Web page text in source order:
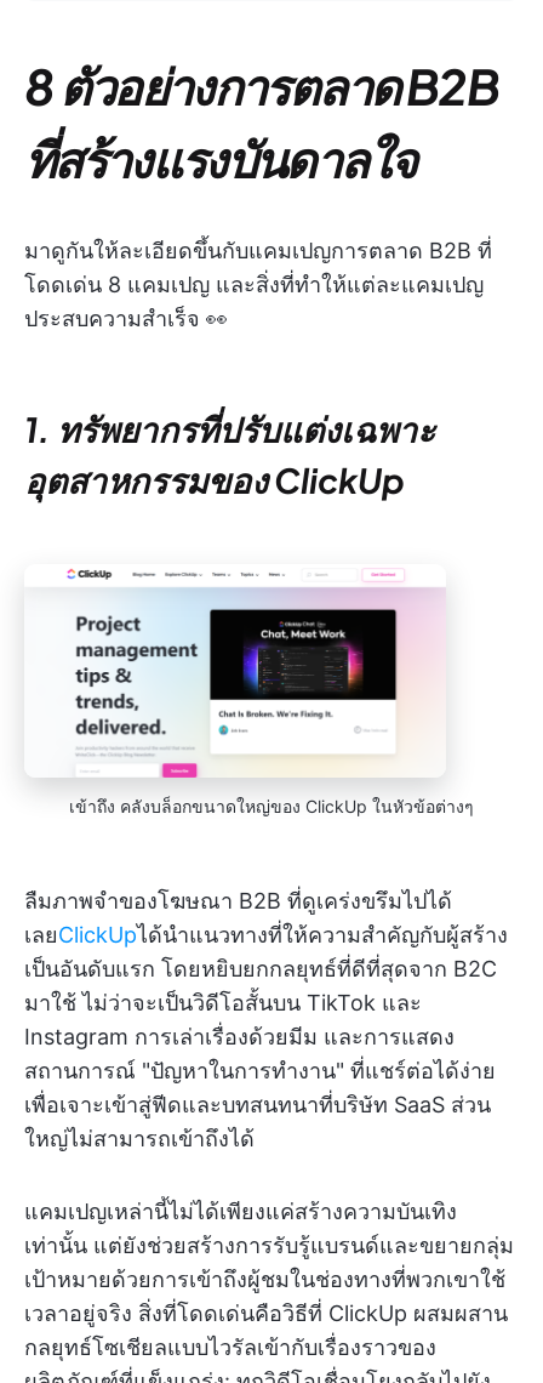
8 ตัวอย่างการตลาด B2B
ที่สร้างแรงบันดาลใจ
มาดูกันให้ละเอียดขึ้นกับแคมเปญการตลาด B2B ที่
โดดเด่น 8 แคมเปญ และสิ่งที่ทำให้แต่ละแคมเปญ
ประสบความสำเร็จ 👀
1. ทรัพยากรที่ปรับแต่งเฉพาะ
อุตสาหกรรมของ ClickUp
เข้าถึง คลังบล็อกขนาดใหญ่ของ ClickUp ในหัวข้อต่างๆ
ลืมภาพจำของโฆษณา B2B ที่ดูเคร่งขรึมไปได้
เลยClickUpได้นำแนวทางที่ให้ความสำคัญกับผู้สร้าง
เป็นอันดับแรก โดยหยิบยกกลยุทธ์ที่ดีที่สุดจาก B2C
มาใช้ ไม่ว่าจะเป็นวิดีโอสั้นบน TikTok และ
Instagram การเล่าเรื่องด้วยมีม และการแสดง
สถานการณ์ "ปัญหาในการทำงาน" ที่แชร์ต่อได้ง่าย
เพื่อเจาะเข้าสู่ฟีดและบทสนทนาที่บริษัท SaaS ส่วน
ใหญ่ไม่สามารถเข้าถึงได้
แคมเปญเหล่านี้ไม่ได้เพียงแค่สร้างความบันเทิง
เท่านั้น แต่ยังช่วยสร้างการรับรู้แบรนด์และขยายกลุ่ม
เป้าหมายด้วยการเข้าถึงผู้ชมในช่องทางที่พวกเขาใช้
เวลาอยู่จริง สิ่งที่โดดเด่นคือวิธีที่ ClickUp ผสมผสาน
กลยุทธ์โซเชียลแบบไวรัลเข้ากับเรื่องราวของ